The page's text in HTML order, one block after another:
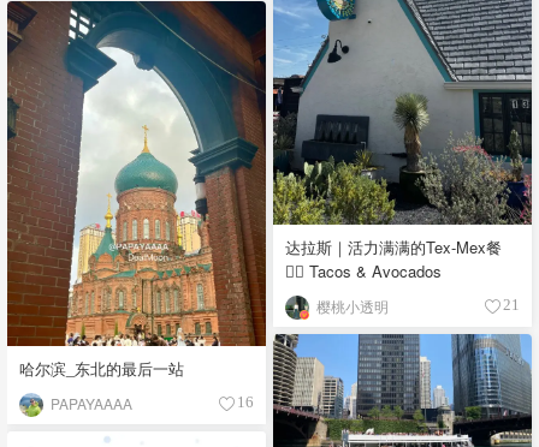
达拉斯｜活力满满的Tex-Mex餐
👉🏼 Tacos & Avocados
樱桃小透明 21
哈尔滨_东北的最后一站
PAPAYAAAA 16